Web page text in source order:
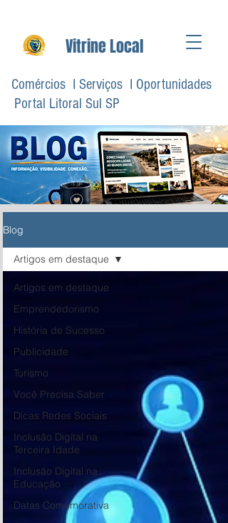
Vitrine Local
Comércios I Serviços I Oportunidades
Portal Litoral Sul SP
Blog
Artigos em destaque
Emprendedorismo
História de Sucesso
Publicidade
Turismo
Você Precisa Saber
Dicas Redes Sociais
Inclusão Digital na
Terceira Idade
Inclusão Digital na
Educação
Datas Comemorativa
Artigos em destaque